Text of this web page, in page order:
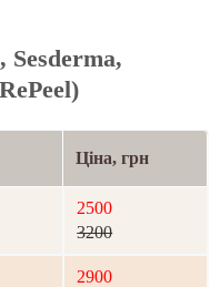
Sesderma,
Ціна, грн
2500
3200
2900